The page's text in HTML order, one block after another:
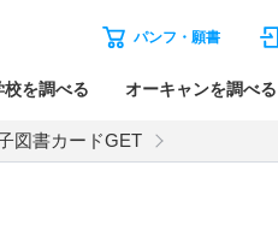
パンフ・願書
校を調べる オーキャンを調べる
図書カードGET